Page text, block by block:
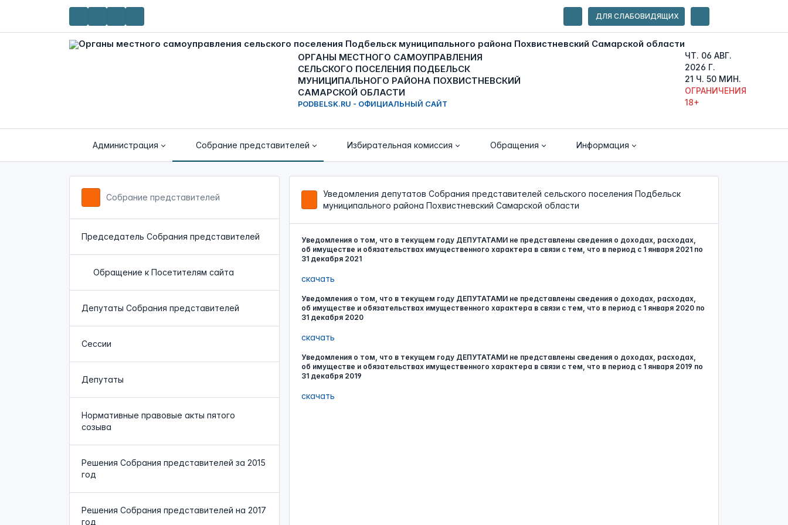
ДЛЯ СЛАБОВИДЯЩИХ
ОРГАНЫ МЕСТНОГО САМОУПРАВЛЕНИЯ
СЕЛЬСКОГО ПОСЕЛЕНИЯ ПОДБЕЛЬСК
МУНИЦИПАЛЬНОГО РАЙОНА ПОХВИСТНЕВСКИЙ
САМАРСКОЙ ОБЛАСТИ
PODBELSK.RU - ОФИЦИАЛЬНЫЙ САЙТ
ЧТ. 06 АВГ.
2026 Г.
21 Ч. 50 МИН.
ОГРАНИЧЕНИЯ
18+
Администрация Собрание представителей Избирательная комиссия Обращения Информация
Собрание представителей
Председатель Собрания представителей
Обращение к Посетителям сайта
Депутаты Собрания представителей
Сессии
Депутаты
Нормативные правовые акты пятого
созыва
Решения Собрания представителей за 2015
год
Решения Собрания представителей на 2017
год
Уведомления депутатов Собрания представителей сельского поселения Подбельск
муниципального района Похвистневский Самарской области
Уведомления о том, что в текущем году ДЕПУТАТАМИ не представлены сведения о доходах, расходах,
об имуществе и обязательствах имущественного характера в связи с тем, что в период с 1 января 2021 по
31 декабря 2021
скачать
Уведомления о том, что в текущем году ДЕПУТАТАМИ не представлены сведения о доходах, расходах,
об имуществе и обязательствах имущественного характера в связи с тем, что в период с 1 января 2020 по
31 декабря 2020
скачать
Уведомления о том, что в текущем году ДЕПУТАТАМИ не представлены сведения о доходах, расходах,
об имуществе и обязательствах имущественного характера в связи с тем, что в период с 1 января 2019 по
31 декабря 2019
скачать